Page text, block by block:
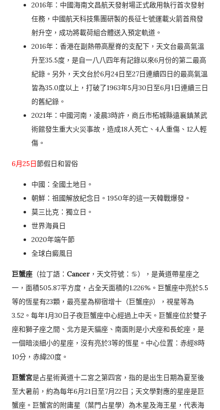
2016年：中國海南文昌航天發射場正式啟用執行首次發射
任務，中國航天科技集團研製的長征七號運載火箭首飛發
射升空，成功將載荷組合體送入預定軌道。
2016年：香港在副熱帶高壓脊的支配下，天文台最高氣溫
升至35.5度，是自一八八四年有記錄以來6月份的第二最高
紀錄。另外，天文台於6月24日至27日連續四日的最高氣溫
皆為35.0度以上，打破了1963年5月30日至6月1日連續三日
的舊紀錄。
2021年：中國河南，凌晨3時許，商丘市柘城縣遠襄鎮某武
術館發生重大火災事故，造成18人死亡、4人重傷、12人輕
傷。
6月25日節假日和習俗
中國：全國土地日。
朝鮮：祖國解放紀念日。1950年的這一天韓戰爆發。
莫三比克：獨立日。
世界海員日
2020年端午節
全球白癜風日
巨蟹座 （拉丁語： Cancer ，天文符號：♋），是黃道帶星座之
一，面積505.87平方度，占全天面積的1.226%。巨蟹座中亮於5.5
等的恆星有23顆，最亮星為柳宿增十（巨蟹座β），視星等為
3.52。每年1月30日子夜巨蟹座中心經過上中天。巨蟹座位於雙子
座和獅子座之間、北方是天貓座、南面則是小犬座和長蛇座，是
一個暗淡細小的星座，沒有亮於3等的恆星。中心位置：赤經8時
10分，赤緯20度。
巨蟹宮是占星術黃道十二宮之第四宮，指的是出生日期為夏至後
至大暑前，約為每年6月21日至7月22日；天文學對應的星座是巨
蟹座。巨蟹宮的附庸星（葉門占星學）為木星及海王星，代表海